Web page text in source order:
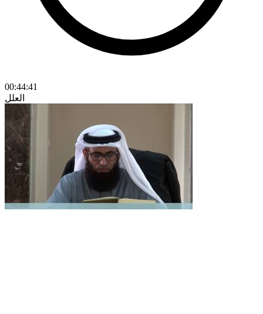
00:44:41
العلل